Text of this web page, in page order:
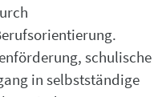
schulische
in selbstständige